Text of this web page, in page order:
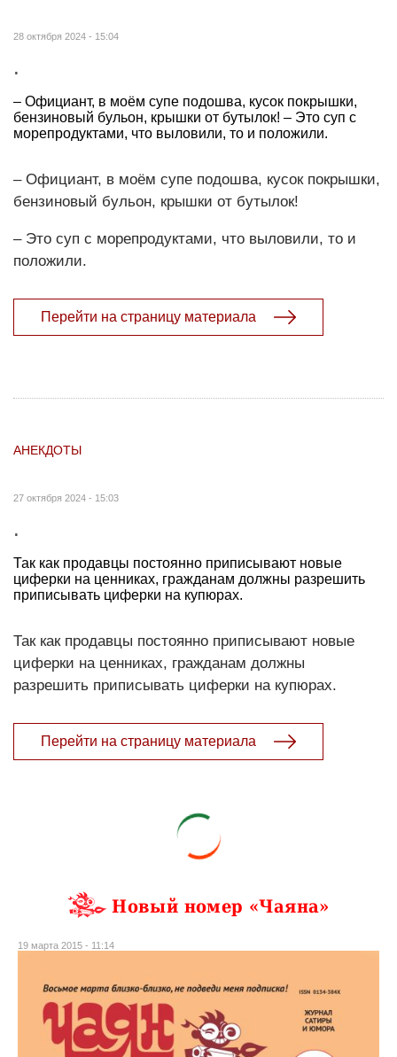
28 октября 2024 - 15:04
.
– Официант, в моём супе подошва, кусок покрышки,
бензиновый бульон, крышки от бутылок! – Это суп с
морепродуктами, что выловили, то и положили.
– Официант, в моём супе подошва, кусок покрышки,
бензиновый бульон, крышки от бутылок!
– Это суп с морепродуктами, что выловили, то и
положили.
Перейти на страницу материала
АНЕКДОТЫ
27 октября 2024 - 15:03
.
Так как продавцы постоянно приписывают новые
циферки на ценниках, гражданам должны разрешить
приписывать циферки на купюрах.
Так как продавцы постоянно приписывают новые
циферки на ценниках, гражданам должны
разрешить приписывать циферки на купюрах.
Перейти на страницу материала
Новый номер «Чаяна»
19 марта 2015 - 11:14